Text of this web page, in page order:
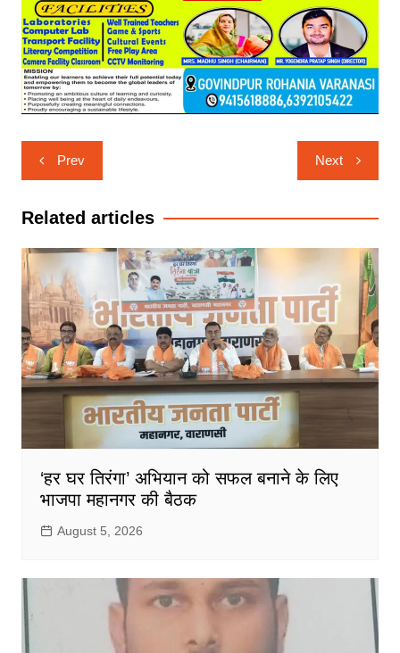
Post
navigation
Prev Next
Related articles
‘हर घर तिरंगा’ अभियान को सफल बनाने के लिए
भाजपा महानगर की बैठक
August 5, 2026